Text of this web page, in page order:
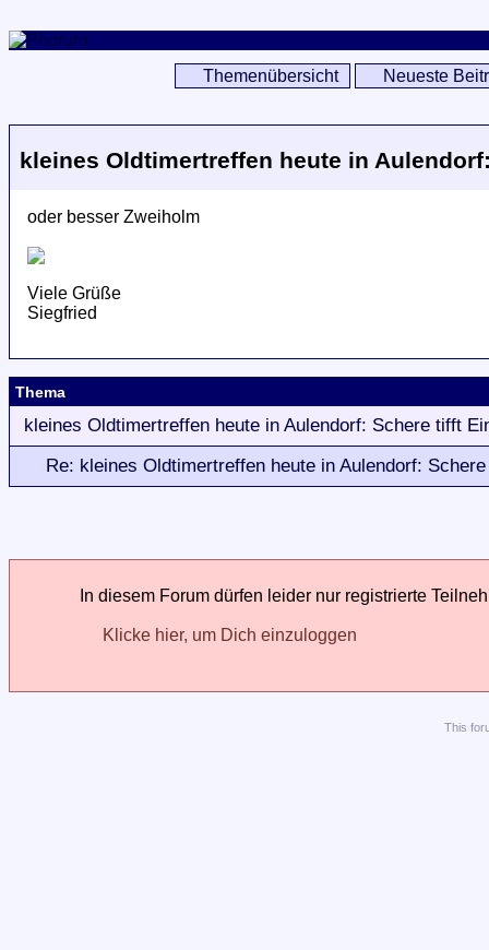
Themenübersicht Neueste
kleines Oldtimertreffen heute in
oder besser Zweiholm
Viele Grüße
Siegfried
Thema
kleines Oldtimertreffen heute in Aulendorf: Schere tifft
Re: kleines Oldtimertreffen heute in Aulendorf:
In diesem Forum dürfen leider nur registrierte
Klicke hier, um Dich einzuloggen
This